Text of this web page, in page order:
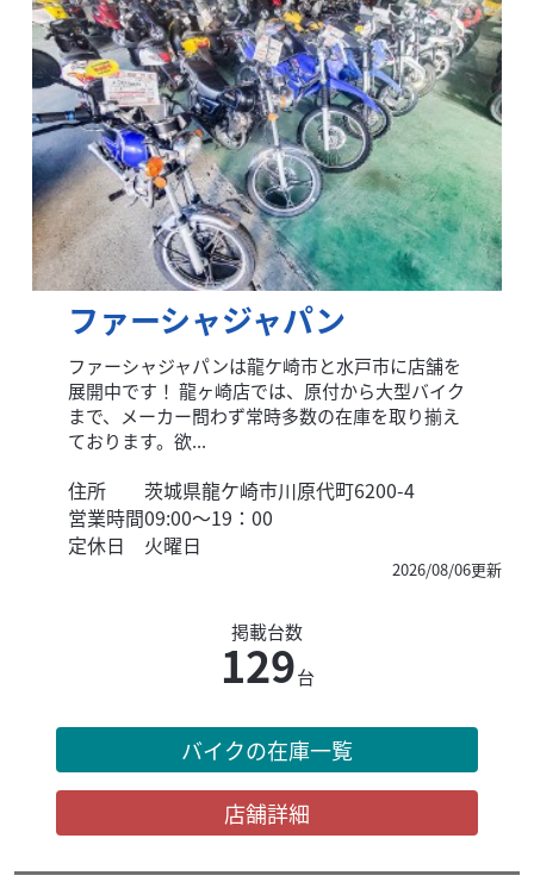
ファーシャジャパン
ファーシャジャパンは龍ケ崎市と水戸市に店舗を
展開中です！ 龍ヶ崎店では、原付から大型バイク
まで、メーカー問わず常時多数の在庫を取り揃え
ております。欲...
住所
茨城県龍ケ崎市川原代町6200-4
営業時間09:00〜19：00
定休日
火曜日
2026/08/06更新
掲載台数
129台
バイクの在庫一覧
店舗詳細